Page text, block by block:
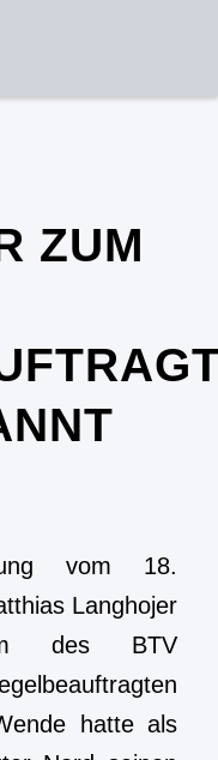
ZUM
vom 18.
Langhojer
des BTV
hatte als